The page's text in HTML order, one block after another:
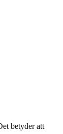
betyder att